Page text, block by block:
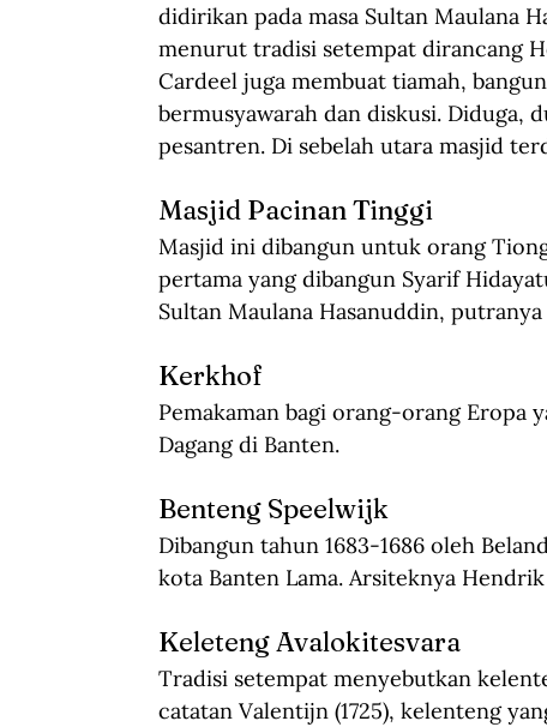
didirikan pada masa Sultan Maulana
menurut tradisi setempat dirancang
Cardeel juga membuat tiamah,
bermusyawarah dan diskusi. Diduga,
pesantren. Di sebelah utara masjid
Masjid Pacinan Tinggi
Masjid ini dibangun untuk orang
pertama yang dibangun Syarif
Sultan Maulana Hasanuddin,
Kerkhof
Pemakaman bagi orang-orang Eropa
Dagang di Banten.
Benteng Speelwijk
Dibangun tahun 1683-1686 oleh
kota Banten Lama. Arsiteknya
Keleteng Avalokitesvara
Tradisi setempat menyebutkan
catatan Valentijn (1725), kelenteng